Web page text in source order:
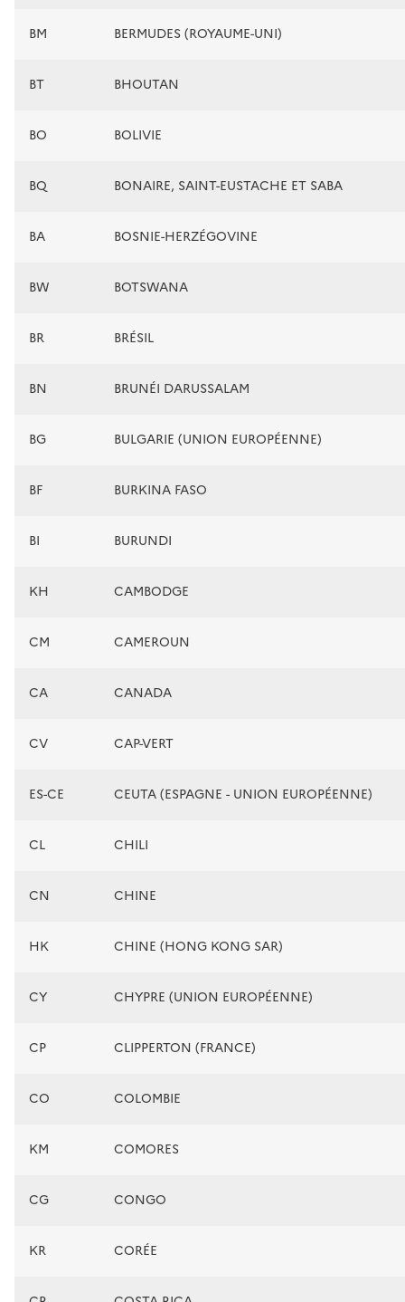
BM BERMUDES (ROYAUME-UNI)
BT BHOUTAN
BO BOLIVIE
BQ BONAIRE, SAINT-EUSTACHE ET SABA
BA BOSNIE-HERZÉGOVINE
BW BOTSWANA
BR BRÉSIL
BN BRUNÉI DARUSSALAM
BG BULGARIE (UNION EUROPÉENNE)
BF BURKINA FASO
BI BURUNDI
KH CAMBODGE
CM CAMEROUN
CA CANADA
CV CAP-VERT
ES-CE CEUTA (ESPAGNE - UNION EUROPÉENNE)
CL CHILI
CN CHINE
HK CHINE (HONG KONG SAR)
CY CHYPRE (UNION EUROPÉENNE)
CP CLIPPERTON (FRANCE)
CO COLOMBIE
KM COMORES
CG CONGO
KR CORÉE